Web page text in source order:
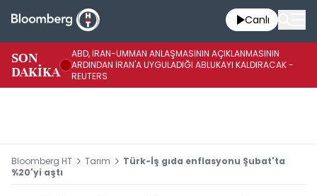
Canlı
SON
DAKİKA
ABD, İRAN-UMMAN ANLAŞMASININ AÇIKLANMASININ
ARDINDAN İRAN'A UYGULADIĞI ABLUKAYI KALDIRACAK -
REUTERS
Bloomberg HT Tarım
Türk-İş gıda enflasyonu Şubat'ta
%20'yi aştı